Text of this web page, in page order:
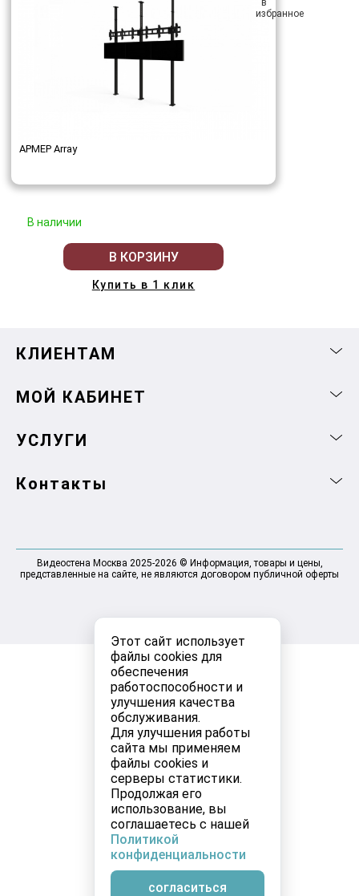
Этот сайт использует
файлы cookies для
обеспечения
работоспособности и
улучшения качества
обслуживания.
Для улучшения работы
сайта мы применяем
файлы cookies и
серверы статистики.
Продолжая его
использование, вы
соглашаетесь с нашей
Политикой
конфиденциальности
согласиться
АРМЕР Array
В наличии
В КОРЗИНУ
Купить в 1 клик
КЛИЕНТАМ
МОЙ КАБИНЕТ
УСЛУГИ
Контакты
Видеостена Москва 2025-2026 © Информация, товары и цены,
представленные на сайте, не являются договором публичной оферты